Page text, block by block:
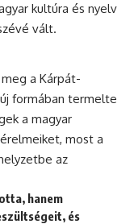
kultúra és nyelv
vált.
a Kárpát-
formában termelte
a magyar
most a
az
hanem
és